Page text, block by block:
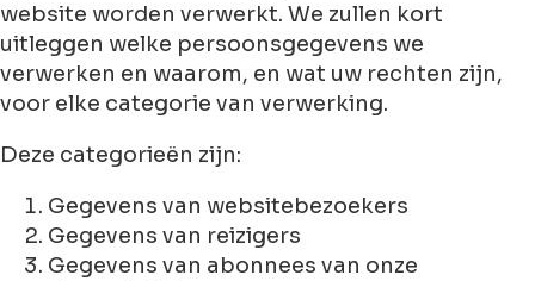
website worden verwerkt. We zullen kort
uitleggen welke persoonsgegevens we
verwerken en waarom, en wat uw rechten zijn,
voor elke categorie van verwerking.
Deze categorieën zijn:
Gegevens van websitebezoekers
Gegevens van reizigers
Gegevens van abonnees van onze